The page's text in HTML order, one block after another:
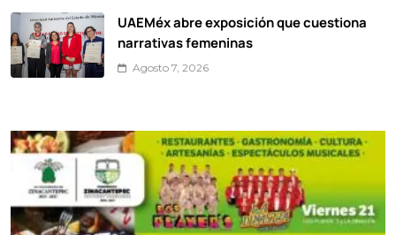
UAEMéx abre exposición que cuestiona
narrativas femeninas
Agosto 7, 2026